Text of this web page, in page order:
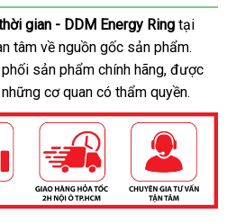
gian - DDM Energy Ring tại
tâm về nguồn gốc sản phẩmnội
địa
.
sản phẩm chính hãngnhận
hàng
, tốt
nhất
được
hàng
giả
những cơ quan có thẩm quyền.